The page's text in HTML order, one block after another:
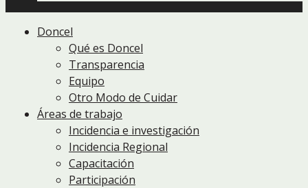
Doncel
Qué es Doncel
Transparencia
Equipo
Otro Modo de Cuidar
Áreas de trabajo
Incidencia e investigación
Incidencia Regional
Capacitación
Participación